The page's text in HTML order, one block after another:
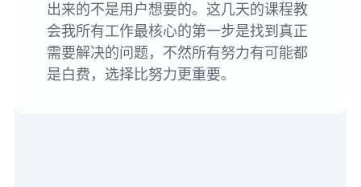
出来的不是用户想要的。这几天的课程教
会我所有工作最核心的第一步是找到真正
需要解决的问题，不然所有努力有可能都
是白费，选择比努力更重要。